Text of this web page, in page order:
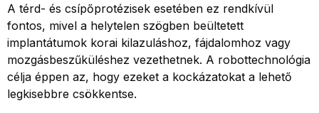
A térd- és csípőprotézisek esetében ez rendkívül
fontos, mivel a helytelen szögben beültetett
implantátumok korai kilazuláshoz, fájdalomhoz vagy
mozgásbeszűküléshez vezethetnek. A robottechnológia
célja éppen az, hogy ezeket a kockázatokat a lehető
legkisebbre csökkentse.